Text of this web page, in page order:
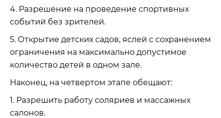
4. Разрешение на проведение спортивных
событий без зрителей.
5. Открытие детских садов, яслей с сохранением
ограничения на максимально допустимое
количество детей в одном зале.
Наконец, на четвертом этапе обещают:
1. Разрешить работу соляриев и массажных
салонов.